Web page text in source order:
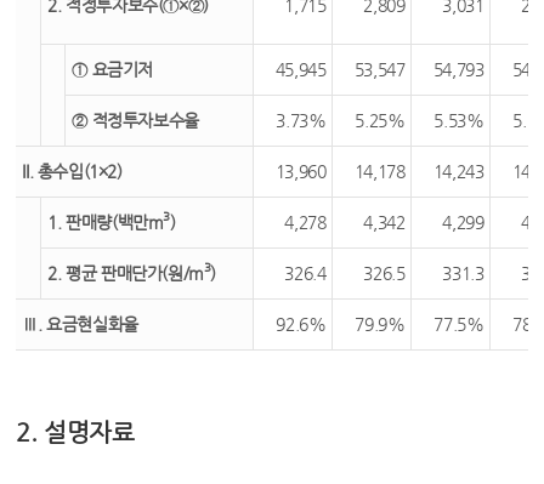
2. 적정투자보수(①×②) 1,715 2,809 3,031
① 요금기저 45,945 53,547 54,793
② 적정투자보수율 3.73% 5.25% 5.53%
II. 총수입(1×2) 13,960 14,178 14,243
1. 판매량(백만m3) 4,278 4,342 4,299
2. 평균 판매단가(원/m3) 326.4 326.5 331.3
Ⅲ. 요금현실화율 92.6% 79.9% 77.5%
2. 설명자료